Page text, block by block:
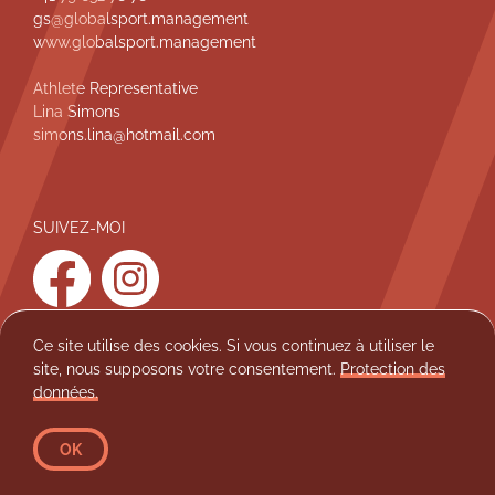
d
e
p
e
gs@globalsport.management
www.globalsport.management
Athlete Representative
Lina Simons
simons.lina@hotmail.com
SUIVEZ-MOI
facebook
instagram
Protection des données Mentions légales
athlezz 2026
Ce site utilise des cookies. Si vous continuez à utiliser le
site, nous supposons votre consentement. Protection des
données.
OK